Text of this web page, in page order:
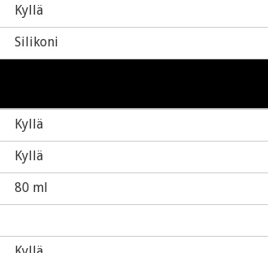
Kyllä
Silikoni
Kyllä
Kyllä
80 ml